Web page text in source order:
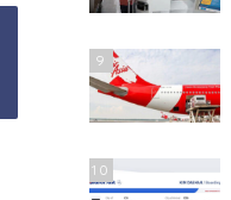
9
10